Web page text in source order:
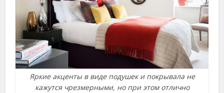
Яркие акценты в виде подушек и покрывала не
кажутся чрезмерными, но при этом отлично